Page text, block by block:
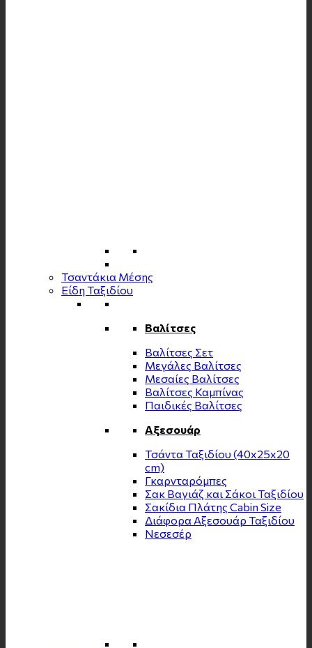
Τσαντάκια Μέσης
Είδη Ταξιδίου
Βαλίτσες
Βαλίτσες Σετ
Μεγάλες Βαλίτσες
Μεσαίες Βαλίτσες
Βαλίτσες Καμπίνας
Παιδικές Βαλίτσες
Αξεσουάρ
Τσάντα Ταξιδίου (40x25x20
cm)
Γκαρνταρόμπες
Σακ Βαγιάζ και Σάκοι Ταξιδίου
Σακίδια Πλάτης Cabin Size
Διάφορα Αξεσουάρ Ταξιδίου
Νεσεσέρ